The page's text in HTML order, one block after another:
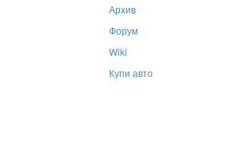
Архив
Форум
Wiki
Купи авто